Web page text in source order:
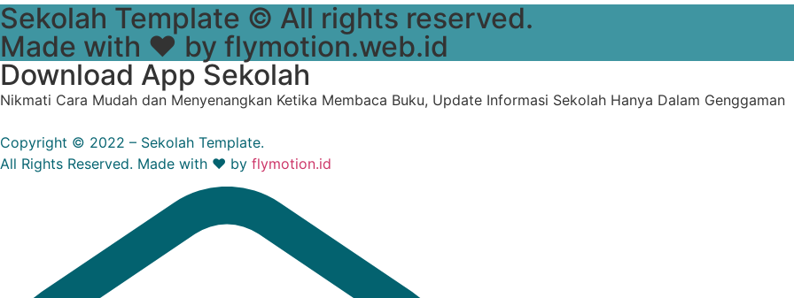
Sekolah Template © All rights reserved.
Made with ❤ by flymotion.web.id
Download App Sekolah
Nikmati Cara Mudah dan Menyenangkan Ketika Membaca Buku, Update Informasi Sekolah Hanya Dalam Genggaman
Copyright © 2022 – Sekolah Template.
All Rights Reserved. Made with ❤ by flymotion.id